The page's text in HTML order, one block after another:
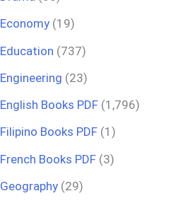
Economy (19)
Education (737)
Engineering (23)
English Books PDF (1,796)
Filipino Books PDF (1)
French Books PDF (3)
Geography (29)